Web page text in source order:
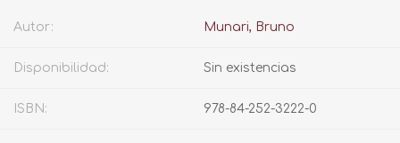
Autor: Munari, Bruno
Disponibilidad: Sin existencias
ISBN: 978-84-252-3222-0